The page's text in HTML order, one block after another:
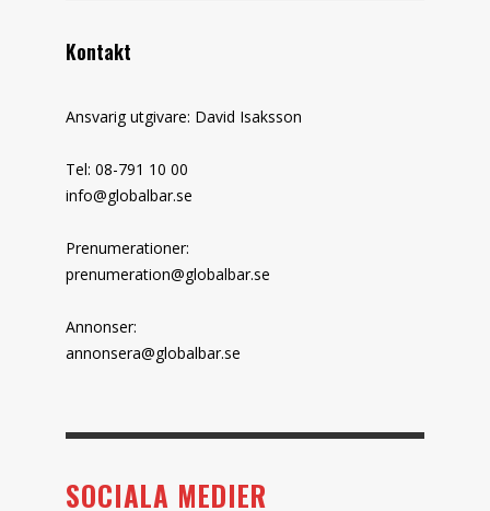
Kontakt
Ansvarig utgivare: David Isaksson
Tel: 08-791 10 00
info@globalbar.se
Prenumerationer:
prenumeration@globalbar.se
Annonser:
annonsera@globalbar.se
SOCIALA MEDIER